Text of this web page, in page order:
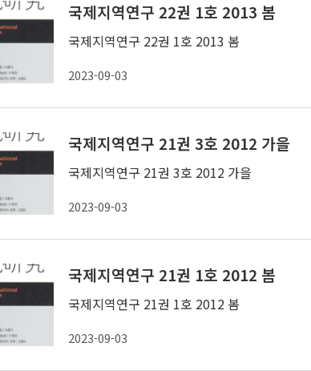
국제지역연구 22권 1호 2013 봄
국제지역연구 22권 1호 2013 봄
2023-09-03
국제지역연구 21권 3호 2012 가을
국제지역연구 21권 3호 2012 가을
2023-09-03
국제지역연구 21권 1호 2012 봄
국제지역연구 21권 1호 2012 봄
2023-09-03